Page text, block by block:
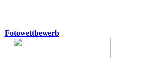
Fotowettbewerb